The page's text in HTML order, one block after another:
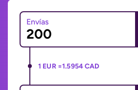
Envías
1 EUR =1.5954 CAD